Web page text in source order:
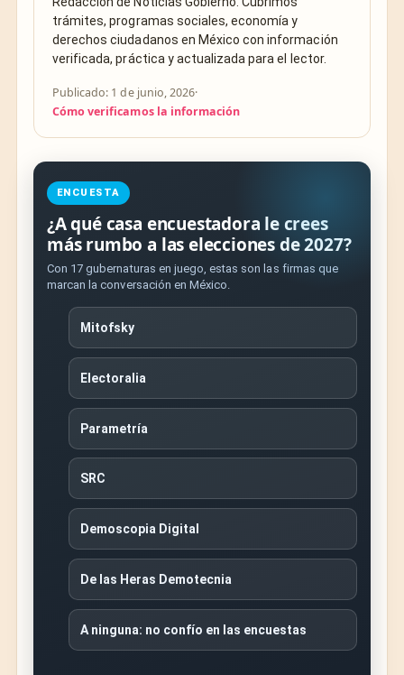
trámites, programas sociales, economía y
derechos ciudadanos en México con información
verificada, práctica y actualizada para el lector.
Publicado: 1 de junio, 2026·
Cómo verificamos la información
ENCUESTA
¿A qué casa encuestadora le crees
más rumbo a las elecciones de 2027?
Con 17 gubernaturas en juego, estas son las firmas que
marcan la conversación en México.
Mitofsky
Electoralia
Parametría
SRC
Demoscopia Digital
De las Heras Demotecnia
A ninguna: no confío en las encuestas